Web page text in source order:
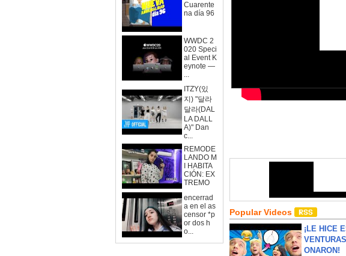
Cuarente
na día 96
WWDC 2
020 Speci
al Event K
eynote —
...
ITZY(있
지) "달라
달라(DAL
LA DALL
A)" Dan
c...
REMODE
LANDO M
I HABITA
CIÓN: EX
TREMO
encerrad
a en el as
censor *p
or dos h
o...
Popular Videos
¡LE HICE
ONARON!